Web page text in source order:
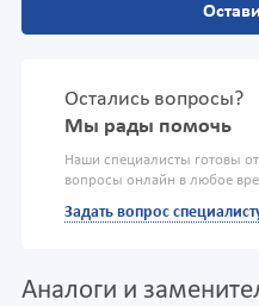
Остались вопросы?
Мы рады помочь
Наши специалисты готовы
вопросы онлайн в любое
Задать вопрос
Аналоги и